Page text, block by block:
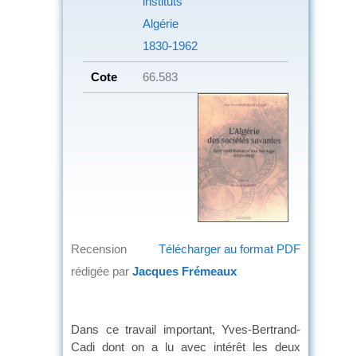
Algérie
1830-1962
Cote 66.583
Télécharger au format PDF
Recension
rédigée par Jacques Frémeaux
Dans ce travail important, Yves-Bertrand-
Cadi dont on a lu avec intérêt les deux